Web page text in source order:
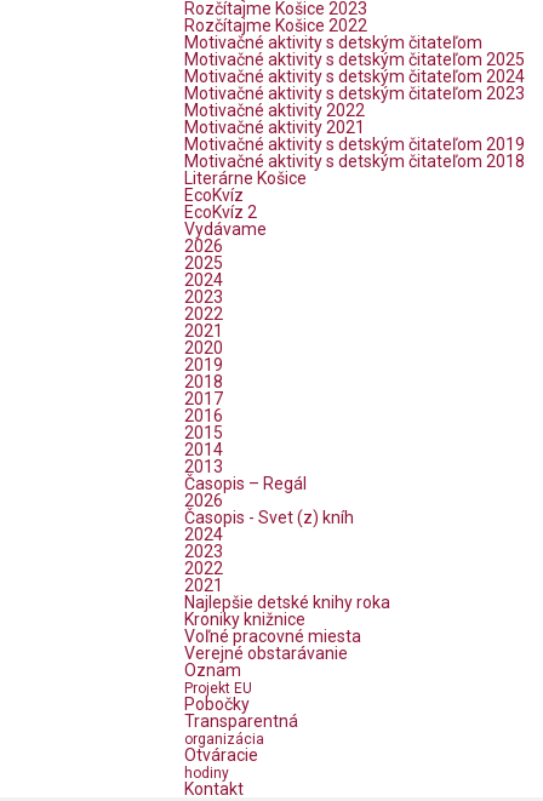
Rozčítajme Košice 2023
Rozčítajme Košice 2022
Motivačné aktivity s detským čitateľom
Motivačné aktivity s detským čitateľom 2025
Motivačné aktivity s detským čitateľom 2024
Motivačné aktivity s detským čitateľom 2023
Motivačné aktivity 2022
Motivačné aktivity 2021
Motivačné aktivity s detským čitateľom 2019
Motivačné aktivity s detským čitateľom 2018
Literárne Košice
EcoKvíz
EcoKvíz 2
Vydávame
2026
2025
2024
2023
2022
2021
2020
2019
2018
2017
2016
2015
2014
2013
Časopis – Regál
2026
Časopis - Svet (z) kníh
2024
2023
2022
2021
Najlepšie detské knihy roka
Kroniky knižnice
Voľné pracovné miesta
Verejné obstarávanie
Oznam
Projekt EU
Pobočky
Transparentná
organizácia
Otváracie
hodiny
Kontakt